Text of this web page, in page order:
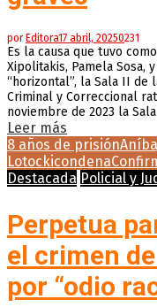
por Editora17 abril, 20250231
Es la causa que tuvo
Xipolitakis, Pamela Sosa,
“horizontal”, la Sala II de
Criminal y Correccional
noviembre de 2023 la
Leer más
8 años de prisión
Lotockicondena
Destacada Policial y
Perpetua
el crimen
por “odio